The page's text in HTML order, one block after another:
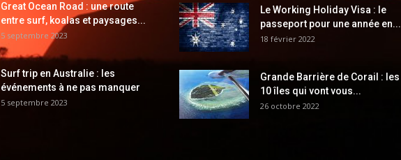
Great Ocean Road : une route
entre surf, koalas et paysages...
5 septembre 2023
Surf trip en Australie : les
événements à ne pas manquer
5 septembre 2023
Le Working Holiday Visa : le
passeport pour une année en...
18 février 2022
Grande Barrière de Corail : les
10 îles qui vont vous...
26 octobre 2022